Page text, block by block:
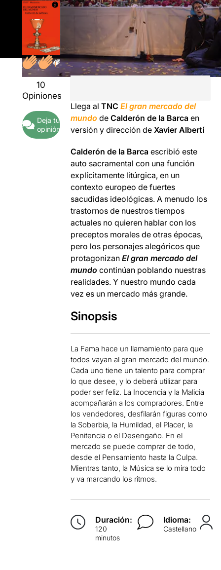
10
Opiniones
Deja tu
opinión
Llega alTNCEl gran mercado del
mundo deCalderón de la Barca en
versión y dirección de Xavier Albertí
Calderón de la Barca escribió este
auto sacramental con una función
explícitamente litúrgica, en un
contexto europeo de fuertes
sacudidas ideológicas. A menudo los
trastornos de nuestros tiempos
actuales no quieren hablar con los
preceptos morales de otras épocas,
pero los personajes alegóricos que
protagonizanEl gran mercado del
mundocontinúan poblando nuestras
realidades. Y nuestro mundo cada
vez es un mercado más grande.
Sinopsis
La Fama hace un llamamiento para que
todos vayan al gran mercado del mundo.
Cada uno tiene un talento para comprar
lo que desee, y lo deberá utilizar para
poder ser feliz. La Inocencia y la Malicia
acompañarán a los compradores. Entre
los vendedores, desfilarán figuras como
la Soberbia, la Humildad, el Placer, la
Penitencia o el Desengaño. En el
mercado se puede comprar de todo,
desde el Pensamiento hasta la Culpa.
Mientras tanto, la Música se lo mira todo
y va marcando los ritmos.
Duración:
120
minutos
Idioma:
Castellano